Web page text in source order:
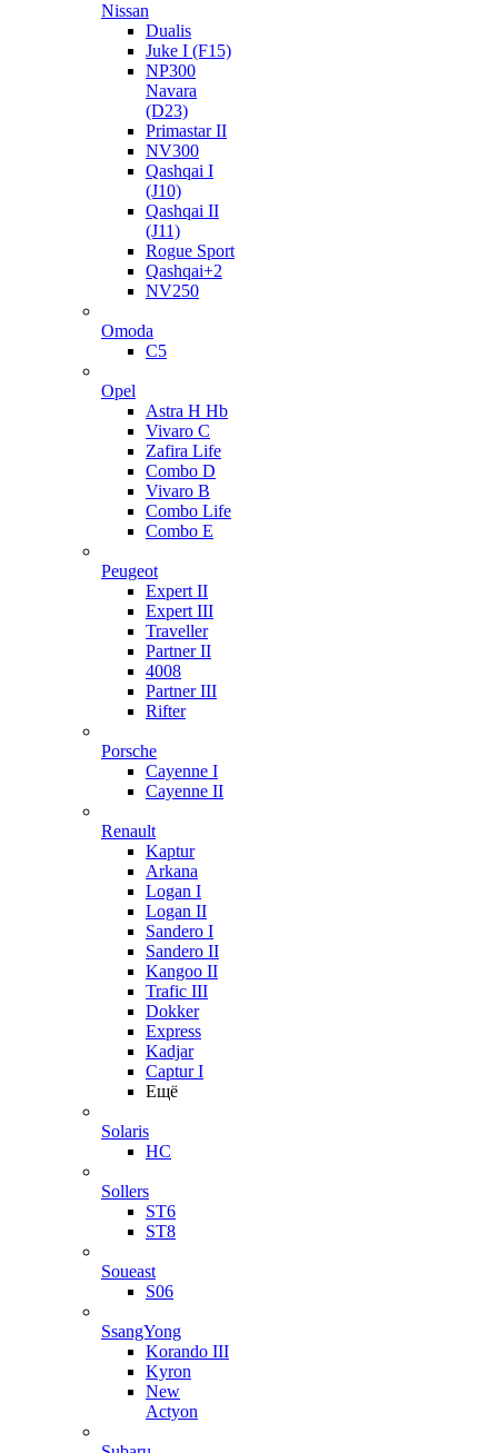
Nissan
Dualis
Juke I (F15)
NP300
Navara
(D23)
Primastar II
NV300
Qashqai I
(J10)
Qashqai II
(J11)
Rogue Sport
Qashqai+2
NV250
Omoda
C5
Opel
Astra H Hb
Vivaro C
Zafira Life
Combo D
Vivaro B
Combo Life
Combo E
Peugeot
Expert II
Expert III
Traveller
Partner II
4008
Partner III
Rifter
Porsche
Cayenne I
Cayenne II
Renault
Kaptur
Arkana
Logan I
Logan II
Sandero I
Sandero II
Kangoo II
Trafic III
Dokker
Express
Kadjar
Captur I
Ещё
Solaris
HC
Sollers
ST6
ST8
Soueast
S06
SsangYong
Korando III
Kyron
New
Actyon